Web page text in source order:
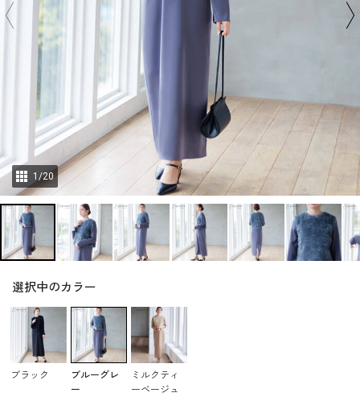
1 /20
選択中のカラー
ブラック
ブルーグレ
ー
ミルクティ
ーベージュ